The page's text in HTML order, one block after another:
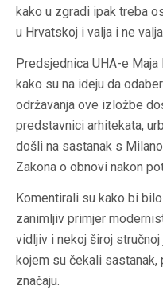
kako u zgradi ipak treba
u Hrvatskoj i valja i ne
Predsjednica UHA-e
kako su na ideju da
održavanja ove izložbe
predstavnici arhitekata,
došli na sastanak s
Zakona o obnovi nakon
Komentirali su kako bi
zanimljiv primjer
vidljiv i nekoj široj
kojem su čekali
značaju.